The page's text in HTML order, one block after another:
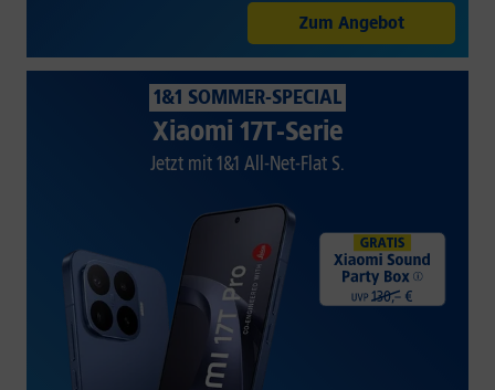
Zum Angebot
1&1 SOMMER-SPECIAL
Xiaomi 17T-Serie
Jetzt mit 1&1 All-Net-Flat S.